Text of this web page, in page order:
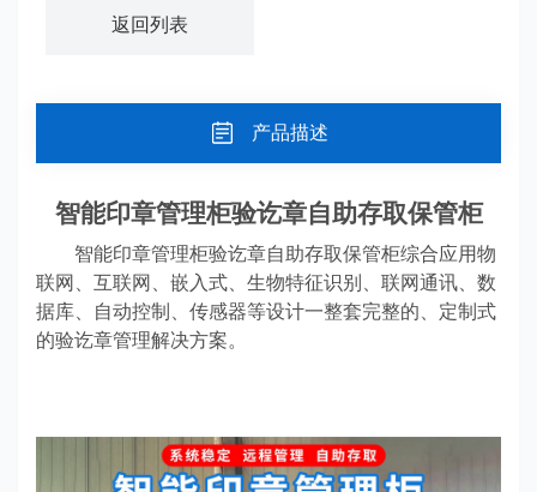
返回列表
产品描述
智能印章管理柜验讫章自助存取保管柜
智能印章管理柜验讫章自助存取保管柜综合应用物
联网、互联网、嵌入式、生物特征识别、联网通讯、数
据库、自动控制、传感器等设计一整套完整的、定制式
的验讫章管理解决方案。